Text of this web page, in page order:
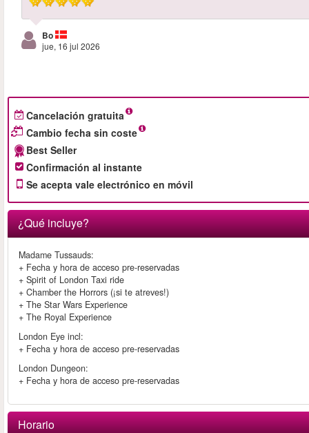
Bo
jue, 16 jul 2026
Cancelación gratuita
Cambio fecha sin coste
Best Seller
Confirmación al instante
Se acepta vale electrónico en móvil
¿Qué incluye?
Madame Tussauds:
+ Fecha y hora de acceso pre-reservadas
+ Spirit of London Taxi ride
+ Chamber the Horrors (¡si te atreves!)
+ The Star Wars Experience
+ The Royal Experience
London Eye incl:
+ Fecha y hora de acceso pre-reservadas
London Dungeon:
+ Fecha y hora de acceso pre-reservadas
Horario